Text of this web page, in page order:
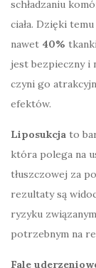
schładzaniu
ciała. Dzięki
nawet 40%
jest bezpieczny i
czyni go
efektów.
Liposukcja to
która polega na
tłuszczowej za
rezultaty są
ryzyku
potrzebnym na
Fale